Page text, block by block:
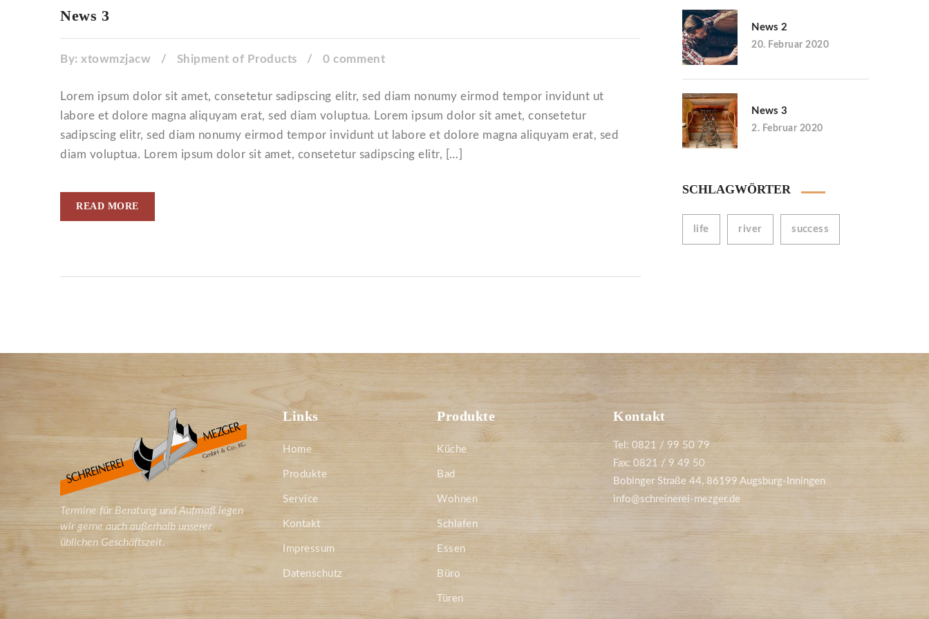
News 3
By:xtowmzjacw / Shipment of Products / 0 comment
Lorem ipsum dolor sit amet, consetetur sadipscing elitr, sed diam nonumy eirmod tempor invidunt ut
labore et dolore magna aliquyam erat, sed diam voluptua. Lorem ipsum dolor sit amet, consetetur
sadipscing elitr, sed diam nonumy eirmod tempor invidunt ut labore et dolore magna aliquyam erat, sed
diam voluptua. Lorem ipsum dolor sit amet, consetetur sadipscing elitr, […]
READ MORE
News 2
20. Februar 2020
News 3
2. Februar 2020
SCHLAGWÖRTER
life river success
Termine für Beratung und Aufmaß legen
wir gerne auch außerhalb unserer
üblichen Geschäftszeit.
Links
Home
Produkte
Service
Kontakt
Impressum
Datenschutz
Produkte
Küche
Bad
Wohnen
Schlafen
Essen
Büro
Türen
Kontakt
Tel: 0821 / 99 50 79
Fax: 0821 / 9 49 50
Bobinger Straße 44, 86199 Augsburg-Inningen
info@schreinerei-mezger.de